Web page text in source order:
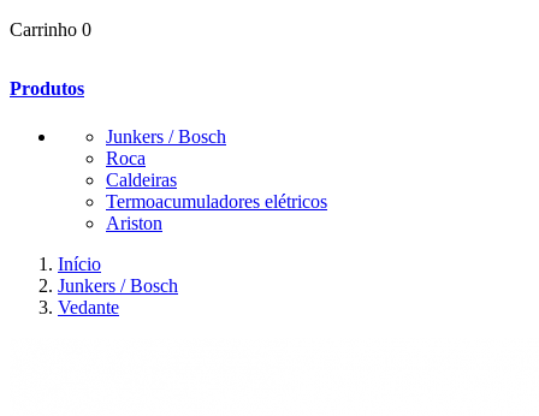
Carrinho 0
Produtos
Junkers / Bosch
Roca
Caldeiras
Termoacumuladores elétricos
Ariston
Início
Junkers / Bosch
Vedante